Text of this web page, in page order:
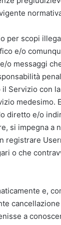
per scopi
e/o
o messaggi
Servizio con
medesimo.
diretto e/o
si impegna
registrare
o che
e,
cancellazione
a